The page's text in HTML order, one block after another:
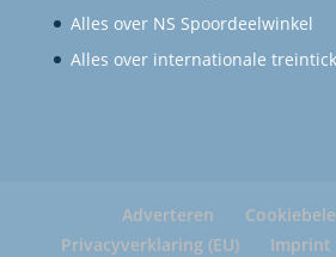
Alles over NS Spoordeelwinkel
Alles over internationale
Adverteren
Privacyverklaring (EU)
Imprint